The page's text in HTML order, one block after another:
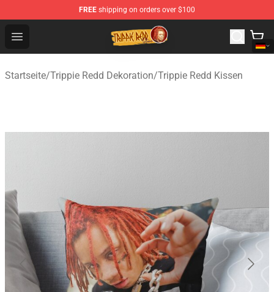
FREE shipping on orders over $100
Open menu
Trippie Redd Store - Official Trippie Redd Merchandise
Startseite/Trippie Redd Dekoration/Trippie Redd Kissen